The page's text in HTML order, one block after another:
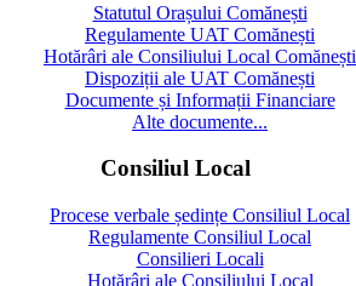
Statutul Orașului Comănești
Regulamente UAT Comănești
Hotărâri ale Consiliului Local Comănești
Dispoziții ale UAT Comănești
Documente și Informații Financiare
Alte documente...
Consiliul Local
Procese verbale ședințe Consiliul Local
Regulamente Consiliul Local
Consilieri Locali
Hotărâri ale Consiliului Local